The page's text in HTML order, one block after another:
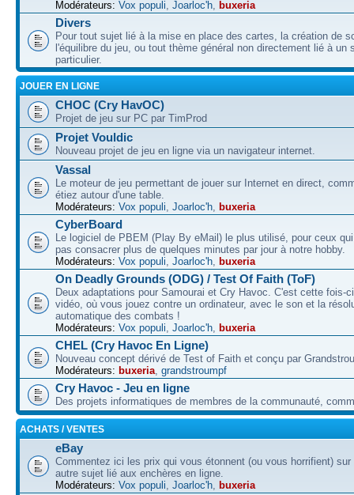
Modérateurs: Vox populi, Joarloc'h, buxeria
Divers
Pour tout sujet lié à la mise en place des cartes, la création de
l'équilibre du jeu, ou tout thème général non directement lié à un
particulier.
JOUER EN LIGNE
CHOC (Cry HavOC)
Projet de jeu sur PC par TimProd
Projet Vouldic
Nouveau projet de jeu en ligne via un navigateur internet.
Vassal
Le moteur de jeu permettant de jouer sur Internet en direct,
étiez autour d'une table.
Modérateurs: Vox populi, Joarloc'h, buxeria
CyberBoard
Le logiciel de PBEM (Play By eMail) le plus utilisé, pour ceux
pas consacrer plus de quelques minutes par jour à notre hobby.
Modérateurs: Vox populi, Joarloc'h, buxeria
On Deadly Grounds (ODG) / Test Of Faith (ToF)
Deux adaptations pour Samourai et Cry Havoc. C'est cette fois-
vidéo, où vous jouez contre un ordinateur, avec le son et la
automatique des combats !
Modérateurs: Vox populi, Joarloc'h, buxeria
CHEL (Cry Havoc En Ligne)
Nouveau concept dérivé de Test of Faith et conçu par
Modérateurs: buxeria, grandstroumpf
Cry Havoc - Jeu en ligne
Des projets informatiques de membres de la communauté,
ACHATS / VENTES
eBay
Commentez ici les prix qui vous étonnent (ou vous horrifient)
autre sujet lié aux enchères en ligne.
Modérateurs: Vox populi, Joarloc'h, buxeria